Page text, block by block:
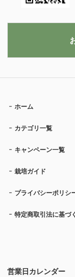
営業日カレンダー
ホーム
カテゴリ一覧
キャンペーン一覧
栽培ガイド
プライバシーポリシ
特定商取引法に基づ